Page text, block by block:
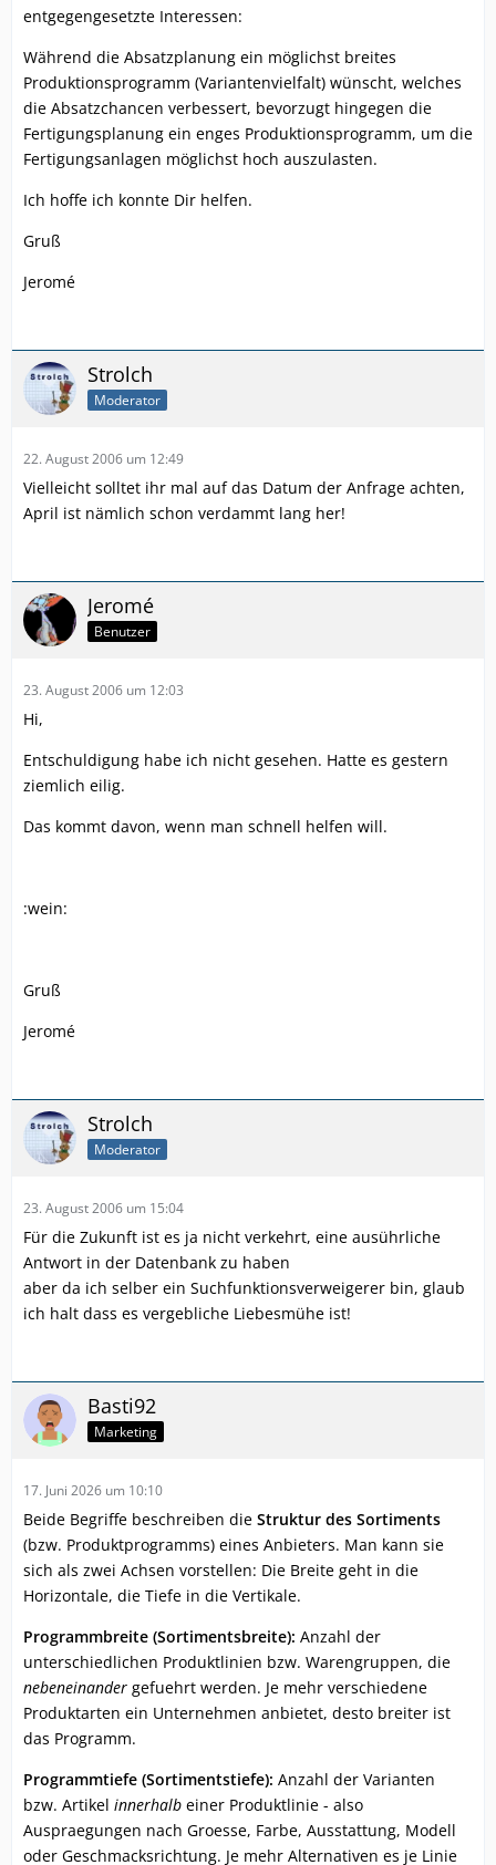
entgegengesetzte Interessen:
Während die Absatzplanung ein möglichst breites
Produktionsprogramm (Variantenvielfalt) wünscht, welches
die Absatzchancen verbessert, bevorzugt hingegen die
Fertigungsplanung ein enges Produktionsprogramm, um die
Fertigungsanlagen möglichst hoch auszulasten.
Ich hoffe ich konnte Dir helfen.
Gruß
Jeromé
Strolch
Moderator
22. August 2006 um 12:49
Vielleicht solltet ihr mal auf das Datum der Anfrage achten,
April ist nämlich schon verdammt lang her!
Jeromé
Benutzer
23. August 2006 um 12:03
Hi,
Entschuldigung habe ich nicht gesehen. Hatte es gestern
ziemlich eilig.
Das kommt davon, wenn man schnell helfen will.
:wein:
Gruß
Jeromé
Strolch
Moderator
23. August 2006 um 15:04
Für die Zukunft ist es ja nicht verkehrt, eine ausührliche
Antwort in der Datenbank zu haben
aber da ich selber ein Suchfunktionsverweigerer bin, glaub
ich halt dass es vergebliche Liebesmühe ist!
Basti92
Marketing
17. Juni 2026 um 10:10
Beide Begriffe beschreiben die Struktur des Sortiments
(bzw. Produktprogramms) eines Anbieters. Man kann sie
sich als zwei Achsen vorstellen: Die Breite geht in die
Horizontale, die Tiefe in die Vertikale.
Programmbreite (Sortimentsbreite): Anzahl der
unterschiedlichen Produktlinien bzw. Warengruppen, die
nebeneinander gefuehrt werden. Je mehr verschiedene
Produktarten ein Unternehmen anbietet, desto breiter ist
das Programm.
Programmtiefe (Sortimentstiefe): Anzahl der Varianten
bzw. Artikel innerhalb einer Produktlinie - also
Auspraegungen nach Groesse, Farbe, Ausstattung, Modell
oder Geschmacksrichtung. Je mehr Alternativen es je Linie